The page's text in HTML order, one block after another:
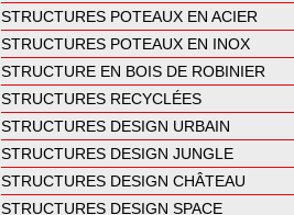
STRUCTURES POTEAUX EN ACIER
STRUCTURES POTEAUX EN INOX
STRUCTURE EN BOIS DE ROBINIER
STRUCTURES RECYCLÉES
STRUCTURES DESIGN URBAIN
STRUCTURES DESIGN JUNGLE
STRUCTURES DESIGN CHÂTEAU
STRUCTURES DESIGN SPACE